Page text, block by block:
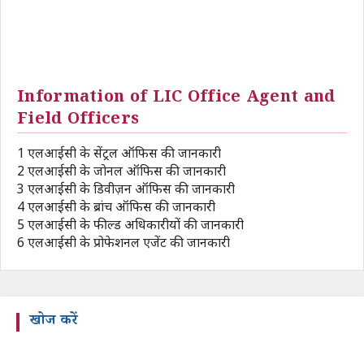
Information of LIC Office Agent and
Field Officers
1 एलआईसी के सेंट्रल ऑफिस की जानकारी
2एलआईसी के जोनल ऑफिस की जानकारी
3 एलआईसी के डिवीज़न ऑफिस की जानकारी
4एलआईसी के ब्रांच ऑफिस की जानकारी
5एलआईसी के फील्ड अधिकारीयों की जानकारी
6 एलआईसी के प्रोफेशनल एजेंट की जानकारी
खोज करें